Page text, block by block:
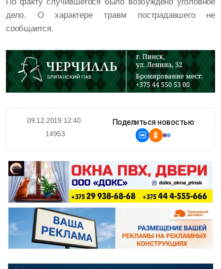
По факту случившегося было возбуждено уголовное
дело. О характере травм пострадавшего не
сообщается.
09.12.2019 12:40
14953
Поделиться новостью